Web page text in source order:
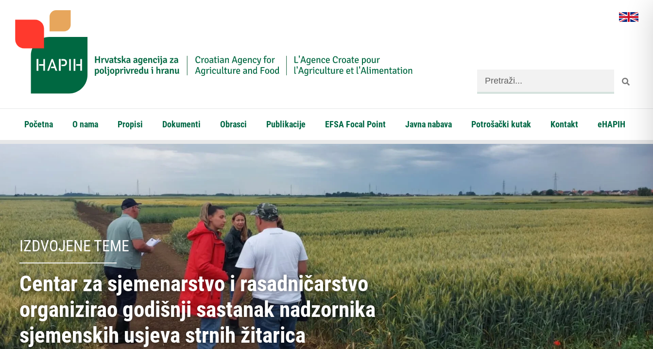
Početna O nama Propisi Dokumenti Obrasci Publikacije EFSA Focal Point Javna nabava Potrošački kutak Kontakt eHAPIH
IZDVOJENE TEME
Centar za sjemenarstvo i rasadničarstvo
organizirao godišnji sastanak nadzornika
sjemenskih usjeva strnih žitarica